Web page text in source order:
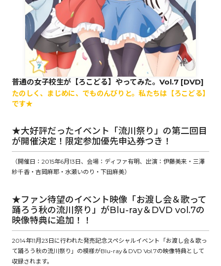
ロサージュノベルス
コミックガルド
リキューレ
コミックパルフェ
コミックエッセイ
普通の女子校生が【ろこどる】やってみた。Vol.7 [DVD]
たのしく、まじめに、でものんびりと。私たちは【ろこどる】
です★
★大好評だったイベント「流川祭り」の第二回目
が開催決定！限定参加優先申込券つき！
（開催日：2015年6月13日、会場：ディファ有明、出演：伊藤美来・三澤
紗千香・吉岡麻耶・水瀬いのり・下田麻美）
★ファン待望のイベント映像「お渡し会＆歌って
踊ろう秋の流川祭り」がBlu-ray＆DVD vol.7の
映像特典に追加！！
2014年11月23日に行われた発売記念スペシャルイベント「お渡し会＆歌っ
て踊ろう秋の流川祭り」の模様がBlu-ray＆DVD Vol.7の映像特典として
収録されます。